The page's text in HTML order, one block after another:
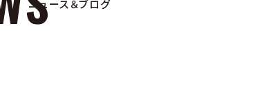
ニュース＆ブログ